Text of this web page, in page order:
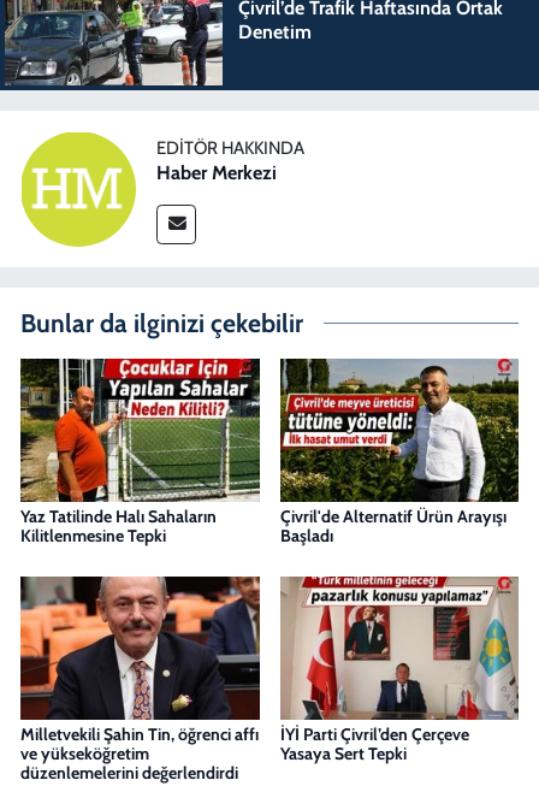
Çivril’de Trafik Haftasında Ortak
Denetim
EDITÖR HAKKINDA
Haber Merkezi
Bunlar da ilginizi çekebilir
Yaz Tatilinde Halı Sahaların
Kilitlenmesine Tepki
Çivril'de Alternatif Ürün Arayışı
Başladı
Milletvekili Şahin Tin, öğrenci affı
ve yükseköğretim
düzenlemelerini değerlendirdi
İYİ Parti Çivril’den Çerçeve
Yasaya Sert Tepki